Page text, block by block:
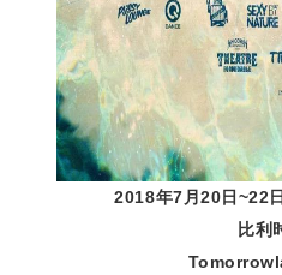
2018年7月20日~22
比利